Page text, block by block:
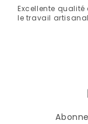
Excellente
le travail